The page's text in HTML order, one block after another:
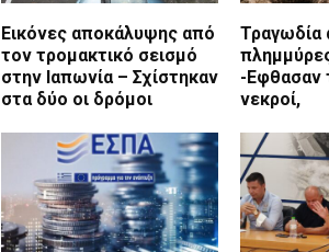
Εικόνες αποκάλυψης από
τον τρομακτικό σεισμό
στην Ιαπωνία – Σχίστηκαν
στα δύο οι δρόμοι
Τραγωδία
-Εφθασαν
νεκροί,